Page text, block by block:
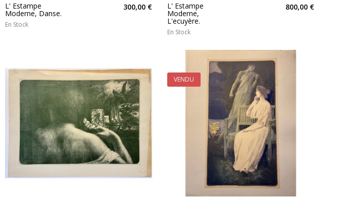
L' Estampe
Moderne, Danse.
300,00 €
En Stock
L' Estampe
Moderne,
L'ecuyère.
800,00 €
En Stock
VENDU